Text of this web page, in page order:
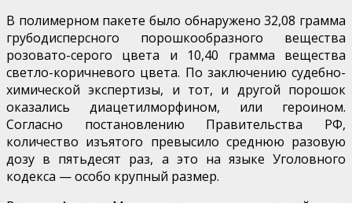
В полимерном пакете было обнаружено 32,08 грамма
грубодисперсного порошкообразного вещества
розовато-серого цвета и 10,40 грамма вещества
светло-коричневого цвета. По заключению судебно-
химической экспертизы, и тот, и другой порошок
оказались диацетилморфином, или героином.
Согласно постановлению Правительства РФ,
количество изъятого превысило среднюю разовую
дозу в пятьдесят раз, а это на языке Уголовного
кодекса — особо крупный размер.